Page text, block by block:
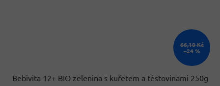
66,10 Kč
–24 %
Bebivita 12+ BIO zelenina s kuřetem a těstovinami 250g